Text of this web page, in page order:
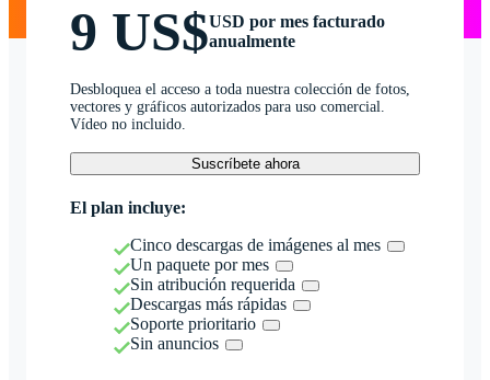
9 US$USD por mes facturado
anualmente
Desbloquea el acceso a toda nuestra colección de fotos,
vectores y gráficos autorizados para uso comercial.
Vídeo no incluido.
Suscríbete ahora
El plan incluye:
Cinco descargas de imágenes al mes
Un paquete por mes
Sin atribución requerida
Descargas más rápidas
Soporte prioritario
Sin anuncios